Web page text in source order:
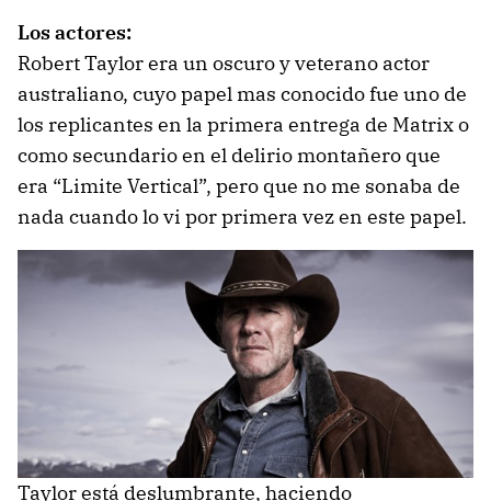
Los actores:
Robert Taylor era un oscuro y veterano actor
australiano, cuyo papel mas conocido fue uno de
los replicantes en la primera entrega de Matrix o
como secundario en el delirio montañero que
era “Limite Vertical”, pero que no me sonaba de
nada cuando lo vi por primera vez en este papel.
Taylor está deslumbrante, haciendo